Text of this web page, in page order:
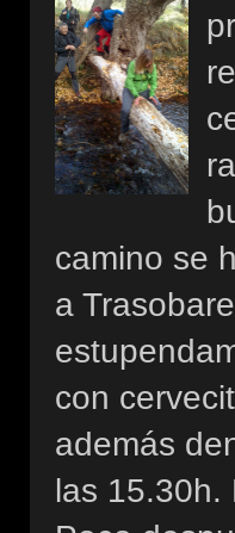
camino se
a
con
además
las 15.30h.